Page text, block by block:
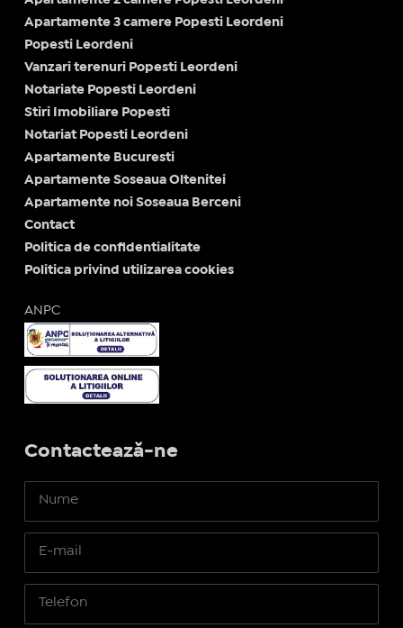
Apartamente 3 camere Popesti Leordeni
Popesti Leordeni
Vanzari terenuri Popesti Leordeni
Notariate Popesti Leordeni
Stiri Imobiliare Popesti
Notariat Popesti Leordeni
Apartamente Bucuresti
Apartamente Soseaua Oltenitei
Apartamente noi Soseaua Berceni
Contact
Politica de confidentialitate
Politica privind utilizarea cookies
ANPC
Contactează-ne